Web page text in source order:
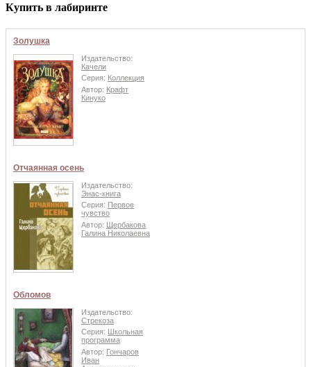
Купить в лабиринте
Золушка
Издательство:
Качели
Серия: Коллекция
Автор: Крафт
Кинуко
Отчаянная осень
Издательство:
Энас-книга
Серия: Первое
чувство
Автор: Щербакова
Галина Николаевна
Обломов
Издательство:
Стрекоза
Серия:
Школьная
программа
Автор: Гончаров
Иван